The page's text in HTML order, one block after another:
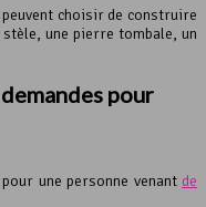
choisir de construire
une pierre tombale, un
pour
une personne venant de